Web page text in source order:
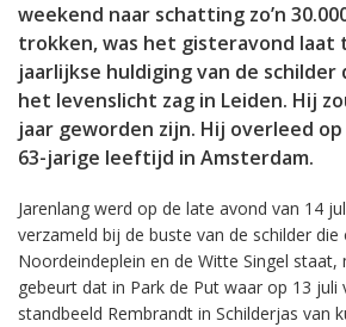
weekend naar schatting zo’n
trokken, was het gisteravond laat
jaarlijkse huldiging van de schilder
het levenslicht zag in Leiden. Hij
jaar geworden zijn. Hij overleed
63-jarige leeftijd in Amsterdam.
Jarenlang werd op de late avond van 14
verzameld bij de buste van de schilder
Noordeindeplein en de Witte Singel
gebeurt dat in Park de Put waar op 13 juli
standbeeld Rembrandt in Schilderjas van